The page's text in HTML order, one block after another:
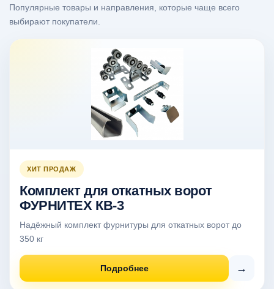
Популярные товары и направления, которые чаще всего
выбирают покупатели.
ХИТ ПРОДАЖ
Комплект для откатных ворот
ФУРНИТЕХ КВ-3
Надёжный комплект фурнитуры для откатных ворот до
350 кг
Подробнее →